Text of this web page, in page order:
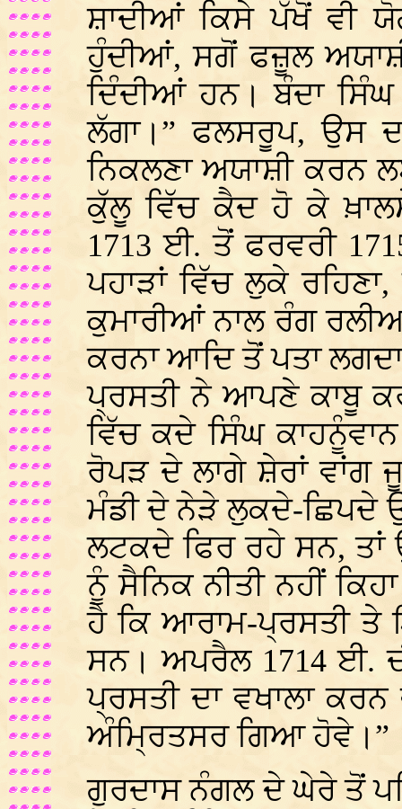
ਸ਼ਾਦੀਆਂ ਕਿਸੇ ਪੱਖੋਂ ਵੀ
ਹੁੰਦੀਆਂ, ਸਗੋਂ ਫਜ਼ੂਲ
ਦਿੰਦੀਆਂ ਹਨ। ਬੰਦਾ
ਲੱਗਾ।” ਫਲਸਰੂਪ, ਉਸ
ਨਿਕਲਣਾ ਅਯਾਸ਼ੀ ਕਰਨ
ਕੁੱਲੂ ਵਿੱਚ ਕੈਦ ਹੋ ਕੇ
1713 ਈ. ਤੋਂ ਫਰਵਰੀ
ਪਹਾੜਾਂ ਵਿੱਚ ਲੁਕੇ
ਕੁਮਾਰੀਆਂ ਨਾਲ ਰੰਗ
ਕਰਨਾ ਆਦਿ ਤੋਂ ਪਤਾ
ਪ੍ਰਸਤੀ ਨੇ ਆਪਣੇ ਕਾਬੂ
ਵਿੱਚ ਕਦੇ ਸਿੰਘ
ਰੋਪੜ ਦੇ ਲਾਗੇ ਸ਼ੇਰਾਂ ਵਾਂਗ
ਮੰਡੀ ਦੇ ਨੇੜੇ ਲੁਕਦੇ-ਛਿਪਦੇ
ਲਟਕਦੇ ਫਿਰ ਰਹੇ ਸਨ, ਤਾਂ
ਨੂੰ ਸੈਨਿਕ ਨੀਤੀ ਨਹੀਂ
ਹੈ ਕਿ ਆਰਾਮ-ਪ੍ਰਸਤੀ ਤੇ
ਸਨ। ਅਪਰੈਲ 1714 ਈ.
ਪ੍ਰਸਤੀ ਦਾ ਵਖਾਲਾ
ਅੰਮ੍ਰਿਤਸਰ ਗਿਆ ਹੋਵੇ।”
ਗੁਰਦਾਸ ਨੰਗਲ ਦੇ ਘੇਰੇ ਤੋਂ